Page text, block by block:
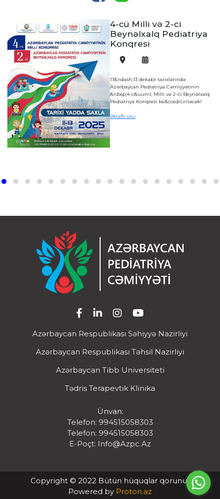
4-cü Milli və 2-ci
Beynəlxalq Pediatriya
Konqresi
11&ndash;13 dekabr tarixlərində
Azərbaycan Pediatriya Cəmiyyətinin
&nbsp;4-c&uuml; Milli və 2-ci Beynəlxalq
Pediatriya Konqresi ke&ccedil;iriləcək!
Ətraflı oxu
Azərbaycan Respublikası Səhiyyə Nazirliyi
Azərbaycan Respublikası Təhsil Nazirliyi
Azərbaycan Tibb Universiteti
Tədris Terapevtik Klinika
Ünvan:
Telefon: 994515058303
Telefon: 994515058303
E-Poçt: Info@azpc.az
Copyright © 2022 Bütün hüquqlar qorunur
Powered by Proton.az